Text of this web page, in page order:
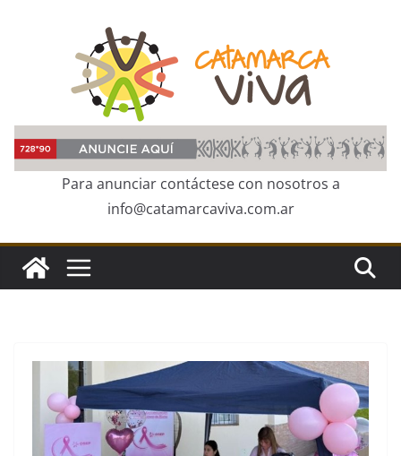
Para anunciar contáctese con nosotros a
info@catamarcaviva.com.ar